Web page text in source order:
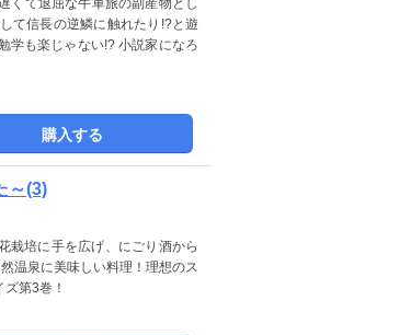
て信長の逆鱗に触れたり!?と遊
学も楽じゃない!? 小説家になろ
購入する
～(3)
栽培に手を広げ、にごり酒から
温泉に美味しい料理！理想のス
第3巻！